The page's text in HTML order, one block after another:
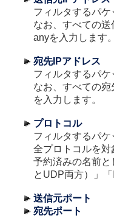
フィルタするパ
なお、すべての
anyを入力します。
宛先IPアドレス
フィルタするパ
なお、すべての
を入力します。
プロトコル
フィルタするパ
全プロトコルを
予約済みの名前
とUDP両方）」
送信元ポート
宛先ポート